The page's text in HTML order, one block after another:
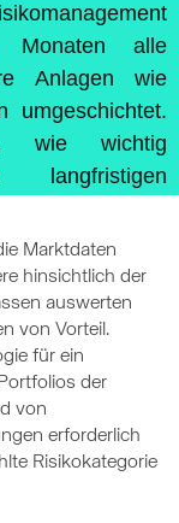
alle
Anlagen wie
umgeschichtet.
wie wichtig
langfristigen
Marktdaten
hinsichtlich der
auswerten
von Vorteil.
für ein
der
von
erforderlich
Risikokategorie